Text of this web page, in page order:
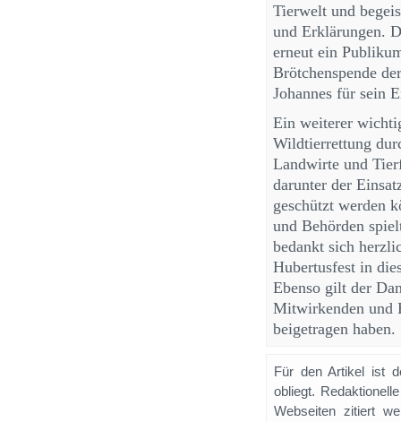
Tierwelt und
und Erklärungen.
erneut ein
Brötchenspende
Johannes für sein
Ein weiterer
Wildtierrettung
Landwirte und
darunter der
geschützt werden
und Behörden
bedankt sich
Hubertusfest in
Ebenso gilt der
Mitwirkenden und
beigetragen haben.
Für den Artikel ist
obliegt.
Webseiten zitiert